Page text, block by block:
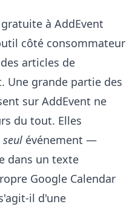
à AddEvent
côté consommateur
articles de
Une grande partie des
sur AddEvent ne
du tout. Elles
seul événement —
dans un texte
Google Calendar
il d'une